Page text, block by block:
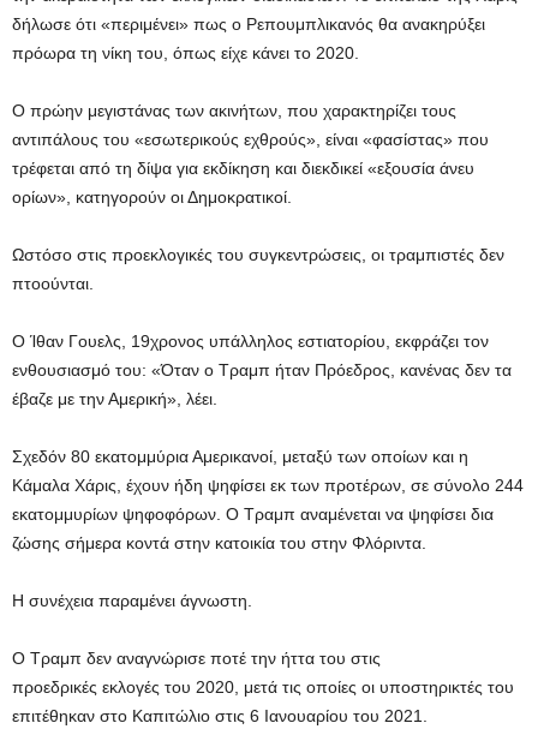
δήλωσε ότι «περιμένει» πως ο Ρεπουμπλικανός θα ανακηρύξει
πρόωρα τη νίκη του, όπως είχε κάνει το 2020.
Ο πρώην μεγιστάνας των ακινήτων, που χαρακτηρίζει τους
αντιπάλους του «εσωτερικούς εχθρούς», είναι «φασίστας» που
τρέφεται από τη δίψα για εκδίκηση και διεκδικεί «εξουσία άνευ
ορίων», κατηγορούν οι Δημοκρατικοί.
Ωστόσο στις προεκλογικές του συγκεντρώσεις, οι τραμπιστές δεν
πτοούνται.
Ο Ίθαν Γουελς, 19χρονος υπάλληλος εστιατορίου, εκφράζει τον
ενθουσιασμό του: «Όταν ο Τραμπ ήταν Πρόεδρος, κανένας δεν τα
έβαζε με την Αμερική», λέει.
Σχεδόν 80 εκατομμύρια Αμερικανοί, μεταξύ των οποίων και η
Κάμαλα Χάρις, έχουν ήδη ψηφίσει εκ των προτέρων, σε σύνολο 244
εκατομμυρίων ψηφοφόρων. Ο Τραμπ αναμένεται να ψηφίσει δια
ζώσης σήμερα κοντά στην κατοικία του στην Φλόριντα.
Η συνέχεια παραμένει άγνωστη.
Ο Τραμπ δεν αναγνώρισε ποτέ την ήττα του στις
προεδρικές εκλογές του 2020, μετά τις οποίες οι υποστηρικτές του
επιτέθηκαν στο Καπιτώλιο στις 6 Ιανουαρίου του 2021.